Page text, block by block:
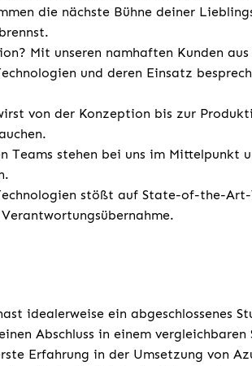
die nächste Bühne deiner
Mit unseren namhaften Kunden
und deren Einsatz
von der Konzeption bis zur
Teams stehen bei uns im Mittelpunkt
stößt auf State-of-the-
idealerweise ein abgeschlossenes
Abschluss in einem vergleichbaren
Erfahrung in der Umsetzung von